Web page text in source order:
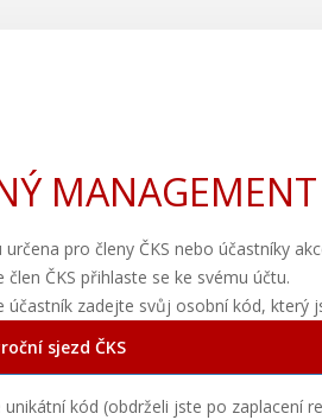
MANAGEMENT
určena pro členy ČKS nebo účastníky
člen ČKS přihlaste se ke svému účtu.
účastník zadejte svůj osobní kód, který
sjezd ČKS
unikátní kód (obdrželi jste po zaplacení